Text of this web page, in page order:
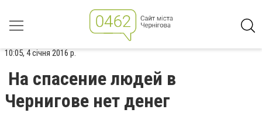
10:05, 4 січня 2016 р.
На спасение людей в
Чернигове нет денег